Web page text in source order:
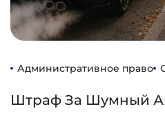
Административное право
Штраф За Шумный